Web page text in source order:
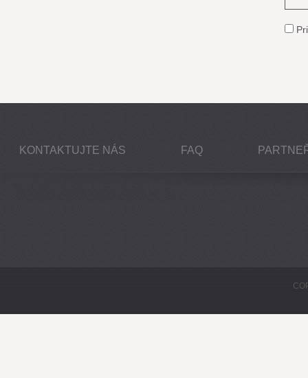
KONTAKTUJTE NÁS FAQ